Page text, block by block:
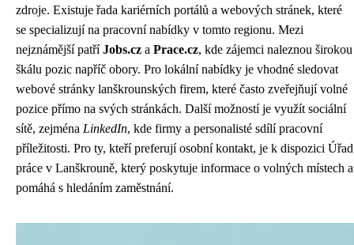
zdroje. Existuje řada kariérních portálů a webových stránek, které
se specializují na pracovní nabídky v tomto regionu. Mezi
nejznámější patříJobs.cz a Prace.cz, kde zájemci naleznou širokou
škálu pozic napříč obory. Pro lokální nabídky je vhodné sledovat
webové stránky lanškrounských firem, které často zveřejňují volné
pozice přímo na svých stránkách. Další možností je využít sociální
sítě, zejména LinkedIn, kde firmy a personalisté sdílí pracovní
příležitosti. Pro ty, kteří preferují osobní kontakt, je k dispozici Úřad
práce v Lanškrouně, který poskytuje informace o volných místech a
pomáhá s hledáním zaměstnání.